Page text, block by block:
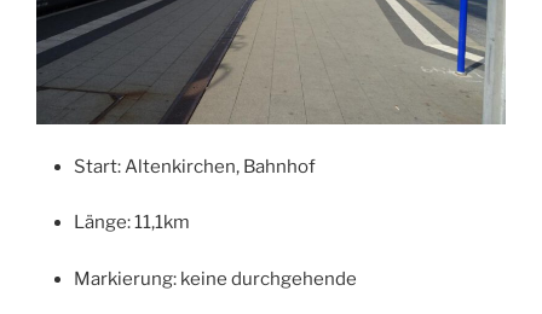
Start: Altenkirchen, Bahnhof
Länge: 11,1km
Markierung: keine durchgehende